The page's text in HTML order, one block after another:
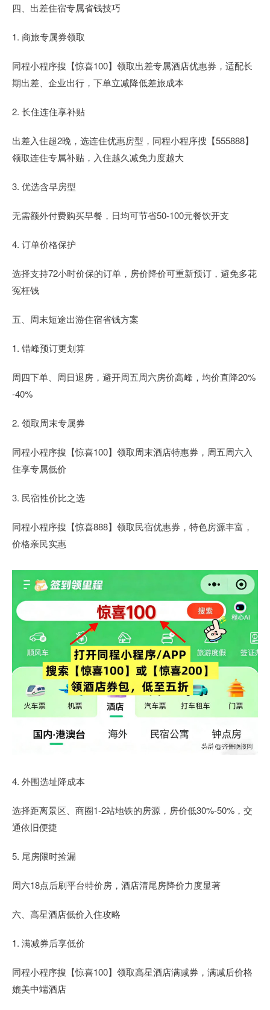
四、出差住宿专属省钱技巧
1. 商旅专属券领取
同程小程序搜【惊喜100】领取出差专属酒店优惠券，适配长
期出差、企业出行，下单立减降低差旅成本
2. 长住连住享补贴
出差入住超2晚，选连住优惠房型，同程小程序搜【555888】
领取连住专属补贴，入住越久减免力度越大
3. 优选含早房型
无需额外付费购买早餐，日均可节省50-100元餐饮开支
4. 订单价格保护
选择支持72小时价保的订单，房价降价可重新预订，避免多花
冤枉钱
五、周末短途出游住宿省钱方案
1. 错峰预订更划算
周四下单、周日退房，避开周五周六房价高峰，均价直降20%
-40%
2. 领取周末专属券
同程小程序搜【惊喜100】领取周末酒店特惠券，周五周六入
住享专属低价
3. 民宿性价比之选
同程小程序搜【惊喜888】领取民宿优惠券，特色房源丰富，
价格亲民实惠
4. 外围选址降成本
选择距离景区、商圈1-2站地铁的房源，房价低30%-50%，交
通依旧便捷
5. 尾房限时捡漏
周六18点后刷平台特价房，酒店清尾房降价力度显著
六、高星酒店低价入住攻略
1. 满减券后享低价
同程小程序搜【惊喜100】领取高星酒店满减券，满减后价格
媲美中端酒店